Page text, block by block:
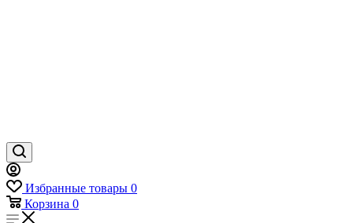
Избранные товары 0
Корзина 0